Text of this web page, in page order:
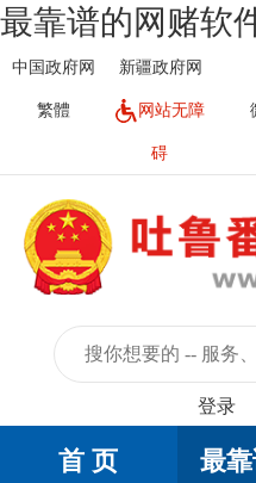
最靠谱的网赌软
中国政府网 新疆政府网
繁體 网站无障
碍
登录
首 页 最